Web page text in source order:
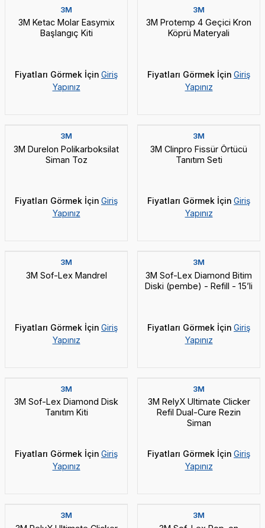
3M
3M Ketac Molar Easymix
Başlangıç Kiti
Fiyatları Görmek İçin Giriş
Yapınız
3M
3M Protemp 4 Geçici Kron
Köprü Materyali
Fiyatları Görmek İçin Giriş
Yapınız
3M
3M Durelon Polikarboksilat
Siman Toz
Fiyatları Görmek İçin Giriş
Yapınız
3M
3M Clinpro Fissür Örtücü
Tanıtım Seti
Fiyatları Görmek İçin Giriş
Yapınız
3M
3M Sof-Lex Mandrel
Fiyatları Görmek İçin Giriş
Yapınız
3M
3M Sof-Lex Diamond Bitim
Diski (pembe) - Refill - 15’li
Fiyatları Görmek İçin Giriş
Yapınız
3M
3M Sof-Lex Diamond Disk
Tanıtım Kiti
Fiyatları Görmek İçin Giriş
Yapınız
3M
3M RelyX Ultimate Clicker
Refil Dual-Cure Rezin
Siman
Fiyatları Görmek İçin Giriş
Yapınız
3M 3M